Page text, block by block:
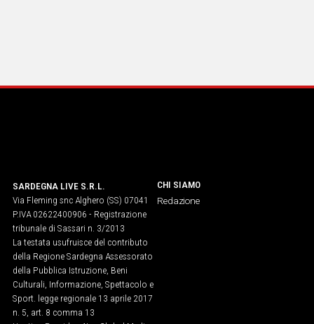
SARDEGNA LIVE S.R.L.
Via Fleming snc Alghero (SS) 07041
P.IVA 02622400906 - Registrazione
tribunale di Sassari n. 3/2013
La testata usufruisce del contributo
della Regione Sardegna Assessorato
della Pubblica Istruzione, Beni
Culturali, Informazione, Spettacolo e
Sport. legge regionale 13 aprile 2017
n. 5, art. 8 comma 13
CHI SIAMO
Redazione